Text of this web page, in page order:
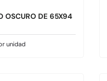
OSCURO DE 65X94
unidad